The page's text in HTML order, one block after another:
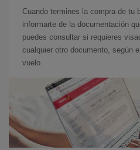
Cuando termines la compra de tu
informarte de la documentación
puedes consultar si requieres
cualquier otro documento, según
vuelo.